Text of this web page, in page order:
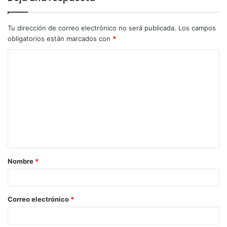
Tu dirección de correo electrónico no será publicada. Los campos
obligatorios están marcados con *
Nombre *
Correo electrónico *